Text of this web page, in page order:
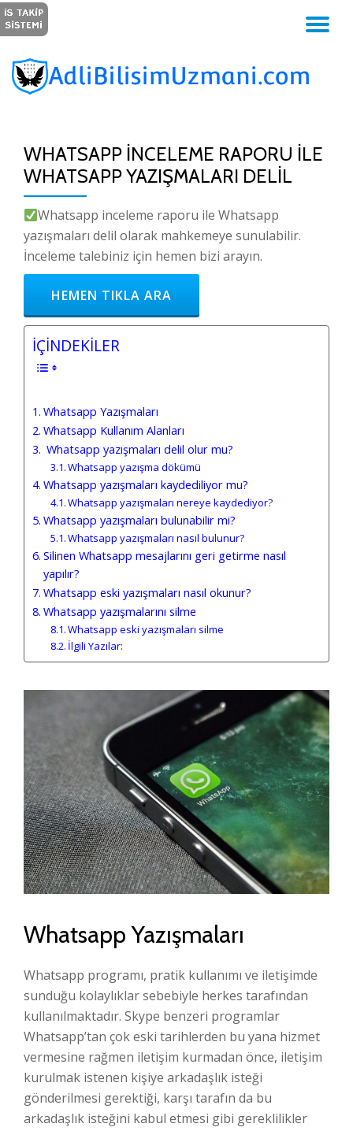
İçeriğe
WHATSAPP İNCELEME RAPORU ILE
WHATSAPP YAZIŞMALARI DELIL
Whatsapp inceleme raporu ile Whatsapp
yazışmaları delil olarak mahkemeye sunulabilir.
İnceleme talebiniz için hemen bizi arayın.
HEMEN TIKLA ARA
İÇİNDEKİLER
Whatsapp Yazışmaları
Whatsapp Kullanım Alanları
Whatsapp yazışmaları delil olur mu?
Whatsapp yazışma dökümü
Whatsapp yazışmaları kaydediliyor mu?
Whatsapp yazışmaları nereye kaydediyor?
Whatsapp yazışmaları bulunabilir mi?
Whatsapp yazışmaları nasıl bulunur?
Silinen Whatsapp mesajlarını geri getirme nasıl
yapılır?
Whatsapp eski yazışmaları nasıl okunur?
Whatsapp yazışmalarını silme
Whatsapp eski yazışmaları silme
İlgili Yazılar:
Whatsapp Yazışmaları
Whatsapp programı, pratik kullanımı ve iletişimde
sunduğu kolaylıklar sebebiyle herkes tarafından
kullanılmaktadır. Skype benzeri programlar
Whatsapp’tan çok eski tarihlerden bu yana hizmet
vermesine rağmen iletişim kurmadan önce, iletişim
kurulmak istenen kişiye arkadaşlık isteği
gönderilmesi gerektiği, karşı tarafın da bu
arkadaşlık isteğini kabul etmesi gibi gereklilikler